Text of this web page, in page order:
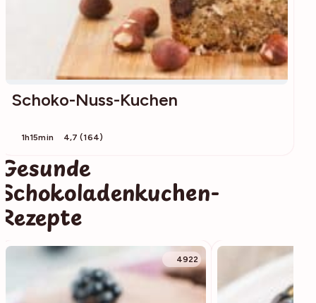
Schoko-Nuss-Kuchen
1h15min 4,7 (164)
Gesunde
Schokoladenkuchen-
Rezepte
4922